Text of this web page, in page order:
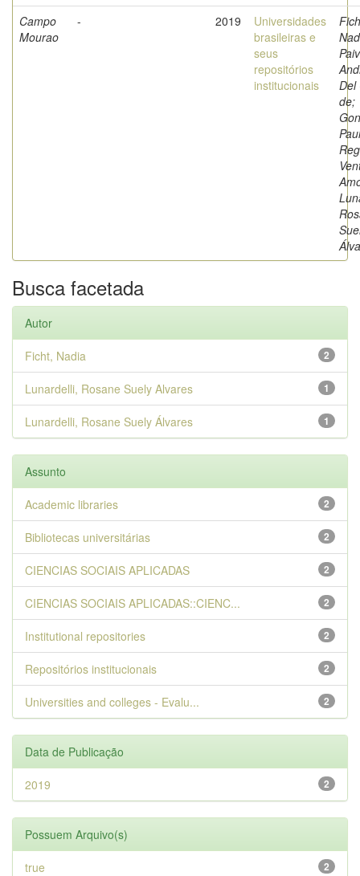
Campo
Mourao
- 2019
Universidades
brasileiras e
seus
repositórios
institucionais
Del
de;
Busca facetada
Autor
2
Ficht, Nadia
1
Lunardelli, Rosane Suely Alvares
1
Lunardelli, Rosane Suely Álvares
Assunto
2
Academic libraries
2
Bibliotecas universitárias
2
CIENCIAS SOCIAIS APLICADAS
2
CIENCIAS SOCIAIS APLICADAS::CIENC...
2
Institutional repositories
2
Repositórios institucionais
2
Universities and colleges - Evalu...
Data de Publicação
2
2019
Possuem Arquivo(s)
2
true